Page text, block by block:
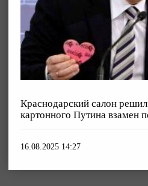
Краснодарский салон решил
картонного Путина взамен
16.08.2025 14:27